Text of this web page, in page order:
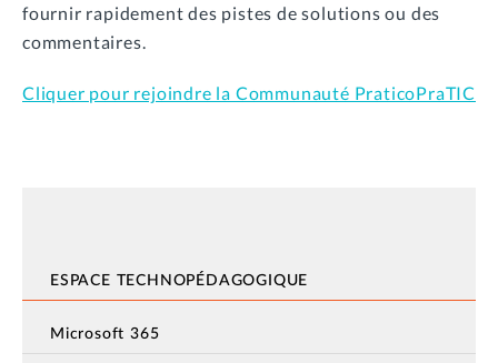
fournir rapidement des pistes de solutions ou des
commentaires.
Cliquer pour rejoindre la Communauté PraticoPraTIC
ESPACE TECHNOPÉDAGOGIQUE
Microsoft 365